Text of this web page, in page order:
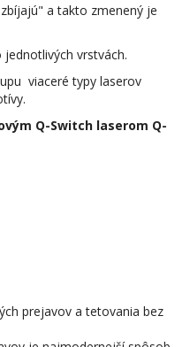
a takto zmenený je
vrstvách.
viaceré typy laserov
Q-Switch laserom Q-
prejavov a tetovania bez